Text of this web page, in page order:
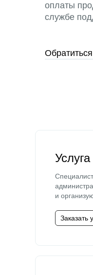
оплаты
службе
и
Заказать